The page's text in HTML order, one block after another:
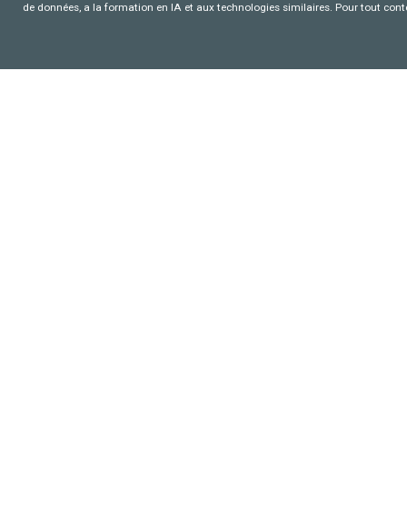
de données, a la formation en IA et aux technologies similaires. Pour tout